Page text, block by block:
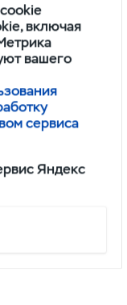
пожарные
куда
нам
включая
вашего
сервиса
Яндекс